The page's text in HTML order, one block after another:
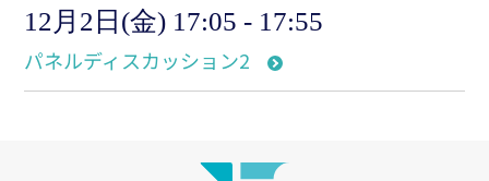
12月2日(金) 17:05 - 17:55
パネルディスカッション2